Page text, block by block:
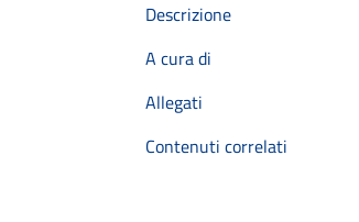
Descrizione
A cura di
Allegati
Contenuti correlati